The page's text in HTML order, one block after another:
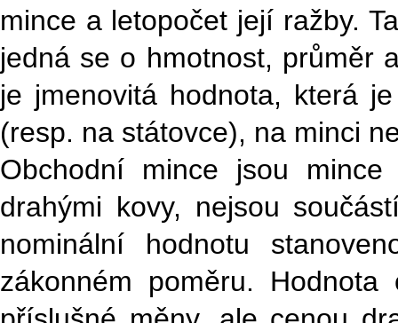
mince a letopočet její ražby.
jedná se o hmotnost, průměr
je jmenovitá hodnota, která
(resp. na státovce), na minci
Obchodní mince jsou
drahými kovy, nejsou
nominální hodnotu
zákonném poměru.